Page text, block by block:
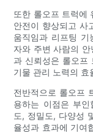
또한 롤오프 트럭에
안전이 향상되고 사
움직임과 리프팅 기
자와 주변 사람의
과 신뢰성은 롤오프
기물 관리 노력의 효
전반적으로 롤오프
용하는 이점은 부
도, 정밀도, 다양성
율성과 효과에 기여